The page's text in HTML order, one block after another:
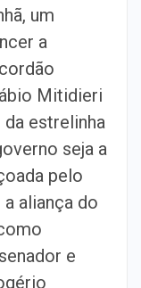
um
a
Mitidieri
estrelinha
seja a
pelo
aliança do
e